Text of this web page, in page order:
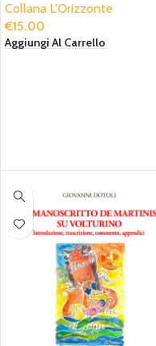
de Héliane Hurtado
Collana L'Orizzonte
€15.00
Aggiungi Al Carrello